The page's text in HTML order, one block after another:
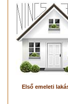
Első emeleti